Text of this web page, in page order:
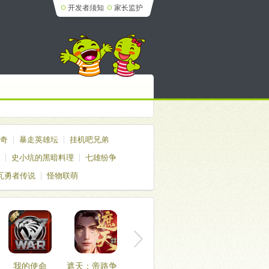
开发者须知 家长监护
暴走英雄坛
挂机吧兄弟
史小坑的黑暗料理
七雄纷争
勇者传说
怪物联萌
我的使命 遮天：帝路争锋